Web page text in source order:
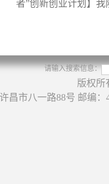
者”创新创业计划】我
请输入搜索信息：
版权所
昌市八一路88号 邮编：